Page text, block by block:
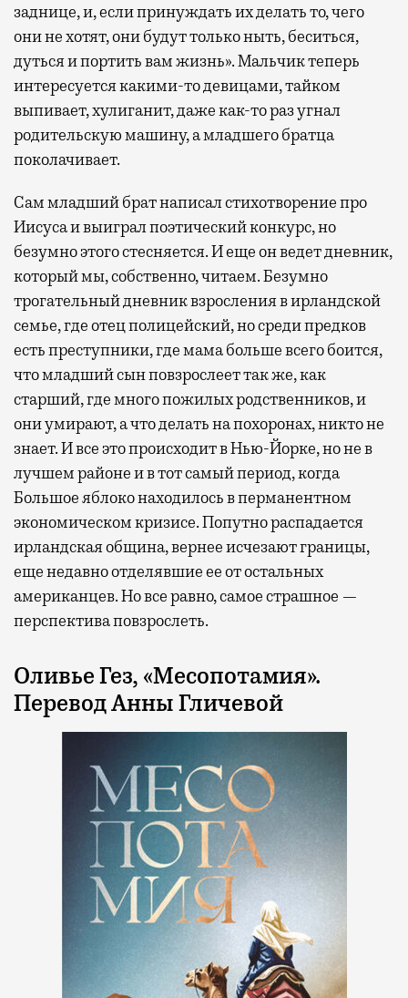
заднице, и, если принуждать их делать то, чего
они не хотят, они будут только ныть, беситься,
дуться и портить вам жизнь». Мальчик теперь
интересуется какими-то девицами, тайком
выпивает, хулиганит, даже как-то раз угнал
родительскую машину, а младшего братца
поколачивает.
Сам младший брат написал стихотворение про
Иисуса и выиграл поэтический конкурс, но
безумно этого стесняется. И еще он ведет дневник,
который мы, собственно, читаем. Безумно
трогательный дневник взросления в ирландской
семье, где отец полицейский, но среди предков
есть преступники, где мама больше всего боится,
что младший сын повзрослеет так же, как
старший, где много пожилых родственников, и
они умирают, а что делать на похоронах, никто не
знает. И все это происходит в Нью-Йорке, но не в
лучшем районе и в тот самый период, когда
Большое яблоко находилось в перманентном
экономическом кризисе. Попутно распадается
ирландская община, вернее исчезают границы,
еще недавно отделявшие ее от остальных
американцев. Но все равно, самое страшное —
перспектива повзрослеть.
Оливье Гез, «Месопотамия».
Перевод Анны Гличевой